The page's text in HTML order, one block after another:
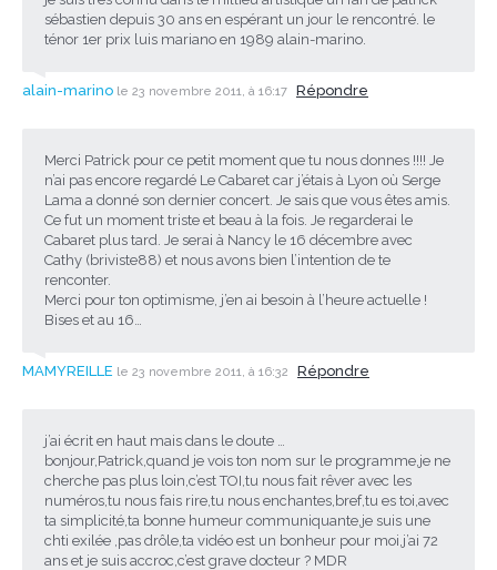
sébastien depuis 30 ans en espérant un jour le rencontré. le
ténor 1er prix luis mariano en 1989 alain-marino.
alain-marino le 23 novembre 2011, à 16:17 Répondre
Merci Patrick pour ce petit moment que tu nous donnes !!!! Je
n’ai pas encore regardé Le Cabaret car j’étais à Lyon où Serge
Lama a donné son dernier concert. Je sais que vous êtes amis.
Ce fut un moment triste et beau à la fois. Je regarderai le
Cabaret plus tard. Je serai à Nancy le 16 décembre avec
Cathy (briviste88) et nous avons bien l’intention de te
renconter.
Merci pour ton optimisme, j’en ai besoin à l’heure actuelle !
Bises et au 16…
MAMYREILLE le 23 novembre 2011, à 16:32 Répondre
j’ai écrit en haut mais dans le doute …
bonjour,Patrick,quand je vois ton nom sur le programme,je ne
cherche pas plus loin,c’est TOI,tu nous fait rêver avec les
numéros,tu nous fais rire,tu nous enchantes,bref,tu es toi,avec
ta simplicité,ta bonne humeur communiquante,je suis une
chti exilée ,pas drôle,ta vidéo est un bonheur pour moi,j’ai 72
ans et je suis accroc,c’est grave docteur ? MDR